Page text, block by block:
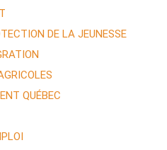
DE LA JEUNESSE
QUÉBEC